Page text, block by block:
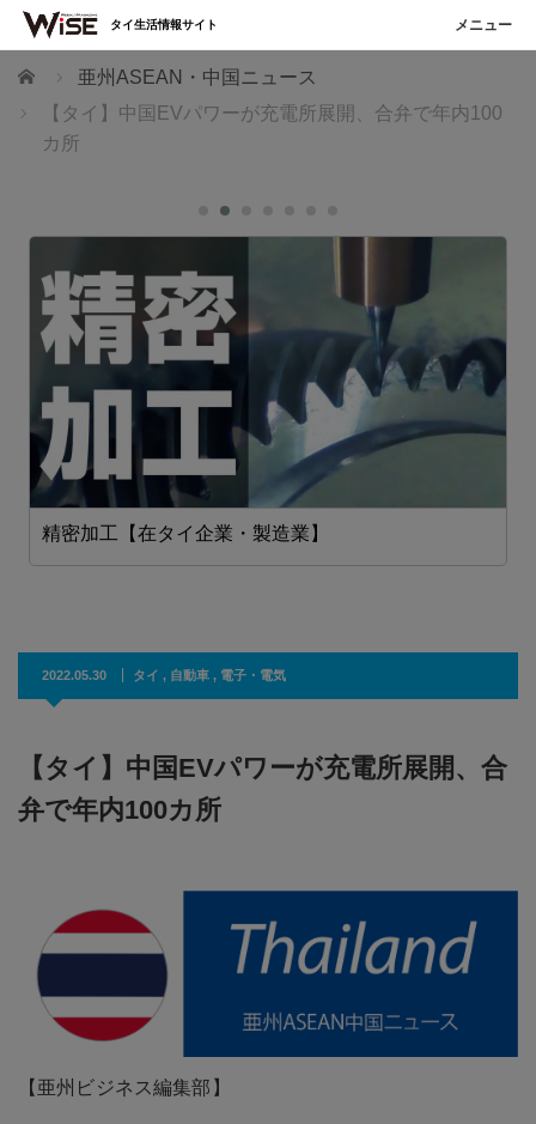
ホーム
亜州ASEAN・中国ニュース
【タイ】中国EVパワーが充電所展開、合弁で年内100
カ所
精密加工【在タイ企業・製造業】
2022.05.30 タイ , 自動車 , 電子・電気
【タイ】中国EVパワーが充電所展開、合
弁で年内100カ所
【亜州ビジネス編集部】
タイ生活情報サイト